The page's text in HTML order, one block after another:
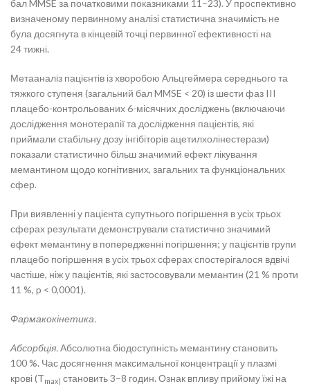
бал MMSE за початковими показниками 11–23). У проспективно
визначеному первинному аналізі статистична значимість не
була досягнута в кінцевій точці первинної ефективності на
24 тижні.
Метааналіз пацієнтів із хворобою Альцгеймера середнього та
тяжкого ступеня (загальний бал MMSE < 20) із шести фаз III
плацебо-контрольованих 6-місячних досліджень (включаючи
дослідження монотерапії та дослідження пацієнтів, які
приймали стабільну дозу інгібіторів ацетилхолінестерази)
показали статистично більш значимий ефект лікування
мемантином щодо когнітивних, загальних та функціональних
сфер.
При виявленні у пацієнта супутнього погіршення в усіх трьох
сферах результати демонстрували статистично значимий
ефект мемантину в попередженні погіршення; у пацієнтів групи
плацебо погіршення в усіх трьох сферах спостерігалося вдвічі
частіше, ніж у пацієнтів, які застосовували мемантин (21 % проти
11 %, p < 0,0001).
Фармакокінетика.
Абсорбція.Абсолютна біодоступність мемантину становить
100 %. Час досягнення максимальної концентрації у плазмі
крові (Tmax) становить 3–8 годин. Ознак впливу прийому їжі на